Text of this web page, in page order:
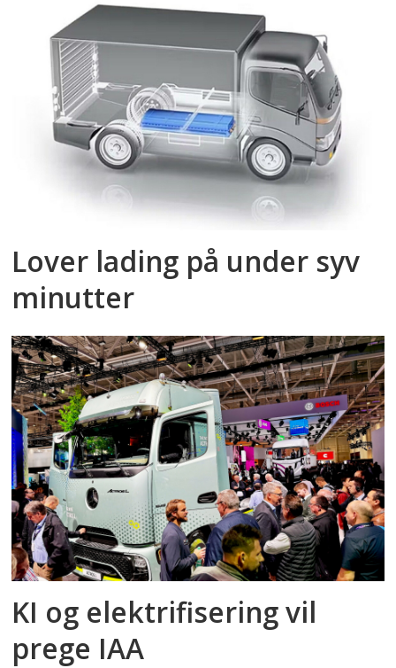
Lover lading på under syv
minutter
KI og elektrifisering vil
prege IAA